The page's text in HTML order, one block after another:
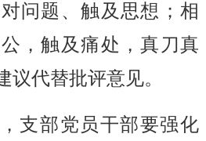
问题、触及思想；相
，触及痛处，真刀真
议代替批评意见。
支部党员干部要强化